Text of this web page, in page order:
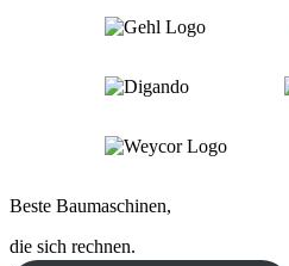
Beste Baumaschinen,
die sich rechnen.